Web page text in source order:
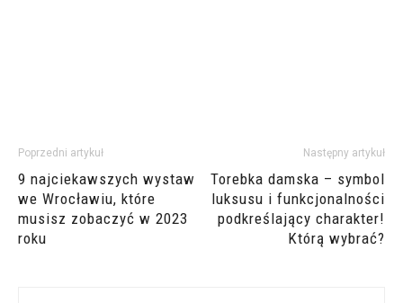
Poprzedni artykuł
9 najciekawszych wystaw
we Wrocławiu, które
musisz zobaczyć w 2023
roku
Następny artykuł
Torebka damska – symbol
luksusu i funkcjonalności
podkreślający charakter!
Którą wybrać?